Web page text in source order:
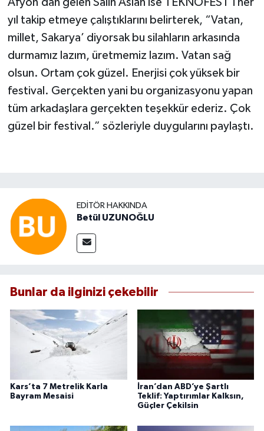
Afyon’dan gelen Salih Aslan ise TEKNOFEST’i her
yıl takip etmeye çalıştıklarını belirterek, “Vatan,
millet, Sakarya’ diyorsak bu silahların arkasında
durmamız lazım, üretmemiz lazım. Vatan sağ
olsun. Ortam çok güzel. Enerjisi çok yüksek bir
festival. Gerçekten yani bu organizasyonu yapan
tüm arkadaşlara gerçekten teşekkür ederiz. Çok
güzel bir festival.” sözleriyle duygularını paylaştı.
EDITÖR HAKKINDA
Betül UZUNOĞLU
Bunlar da ilginizi çekebilir
Kars’ta 7 Metrelik Karla
Bayram Mesaisi
İran’dan ABD’ye Şartlı
Teklif: Yaptırımlar Kalksın,
Güçler Çekilsin